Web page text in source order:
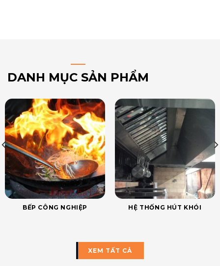
DANH MỤC SẢN PHẨM
BẾP CÔNG NGHIỆP HỆ THỐNG HÚT KHÓI
XEM TẤT CẢ